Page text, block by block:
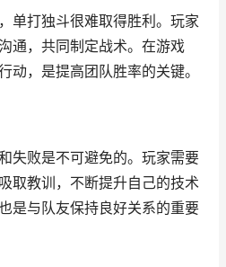
单打独斗很难取得胜利。玩家
通，共同制定战术。在游戏
动，是提高团队胜率的关键。
失败是不可避免的。玩家需要
取教训，不断提升自己的技术
是与队友保持良好关系的重要